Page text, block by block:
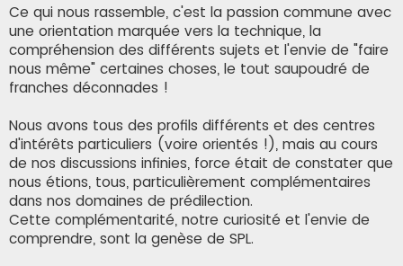
Ce qui nous rassemble, c'est la passion commune avec
une orientation marquée vers la technique, la
compréhension des différents sujets et l'envie de "faire
nous même" certaines choses, le tout saupoudré de
franches déconnades !
Nous avons tous des profils différents et des centres
d'intérêts particuliers (voire orientés !), mais au cours
de nos discussions infinies, force était de constater que
nous étions, tous, particulièrement complémentaires
dans nos domaines de prédilection.
Cette complémentarité, notre curiosité et l'envie de
comprendre, sont la genèse de SPL.